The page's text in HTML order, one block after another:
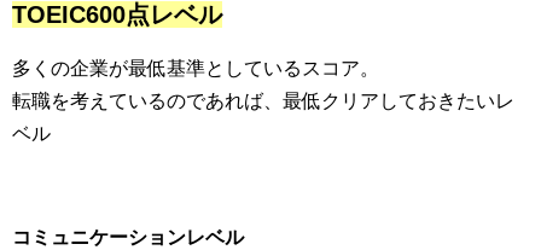
TOEIC600点レベル
多くの企業が最低基準としているスコア。
転職を考えているのであれば、最低クリアしておきたいレ
ベル
コミュニケーションレベル